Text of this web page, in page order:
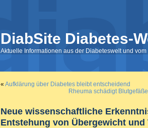
DiabSite Diabetes-
Aktuelle Informationen aus der Diabeteswelt und
« Aufklärung über Diabetes bleibt entscheidend
Rheuma schädigt
Neue wissenschaftliche
Entstehung von Übergewicht und